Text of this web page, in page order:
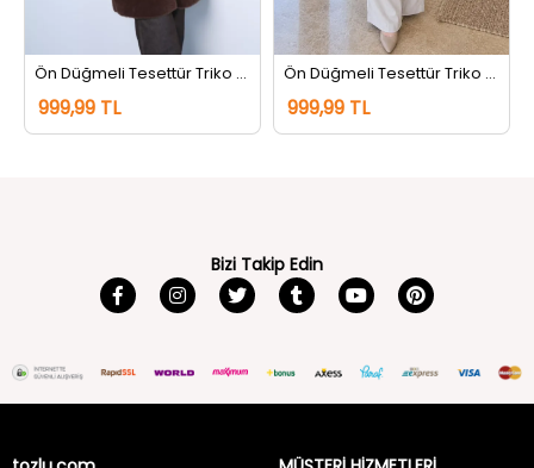
999,99 TL
Ön Düğmeli Tesettür Triko Uzun Hırka Siyah
999,99 TL
Hakkımızda
Gizlilik ve Güvenlik